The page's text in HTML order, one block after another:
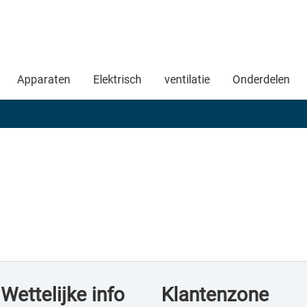
Apparaten Elektrisch ventilatie Onderdelen
Wettelijke info Klantenzone